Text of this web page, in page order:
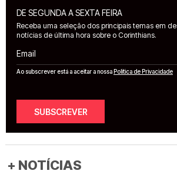
DE SEGUNDA A SEXTA FEIRA
Receba uma seleção dos principais temas em
notícias de última hora sobre o Corinthians.
Email
Ao subscrever está a aceitar a nossaPolítica de Privacidade
SUBSCREVER
+ NOTÍCIAS